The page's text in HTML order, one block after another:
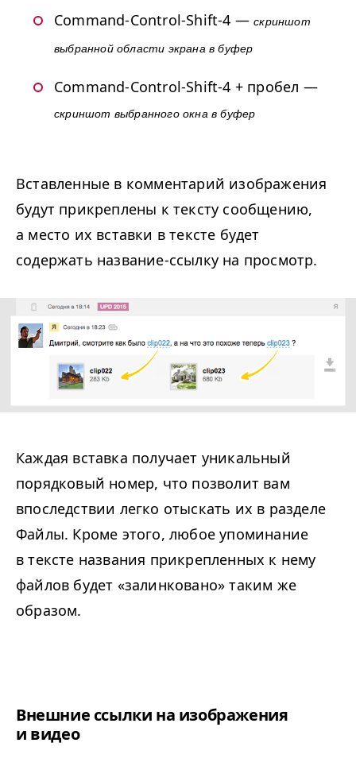
Command-Control-Shift-4 —скриншот
выбранной области экрана в буфер
Command-Control-Shift-4 + пробел —
скриншот выбранного окна в буфер
Вставленные в комментарий изображения
будут прикреплены к тексту сообщению,
а место их вставки в тексте будет
содержать название-ссылку на просмотр.
Каждая вставка получает уникальный
порядковый номер, что позволит вам
впоследствии легко отыскать их в разделе
Файлы. Кроме этого, любое упоминание
в тексте названия прикрепленных к нему
файлов будет «залинковано» таким же
образом.
Внешние ссылки на изображения
и видео